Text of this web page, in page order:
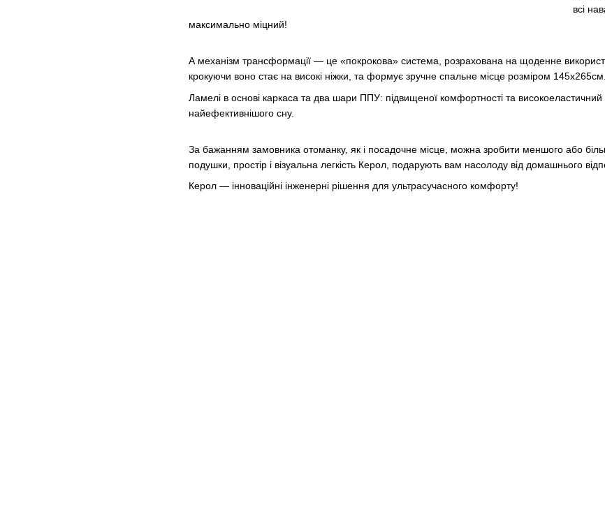
всі
максимально міцний!
А механізм трансформації — це «покрокова» система, розрахована на щоденне
крокуючи воно стає на високі ніжки, та формує зручне спальне місце розміром 145х265см.
Ламелі в основі каркаса та два шари ППУ: підвищеної комфортності та
найефективнішого сну.
За бажанням замовника отоманку, як і посадочне місце, можна зробити меншого або
подушки, простір і візуальна легкість Керол, подарують вам насолоду від домашнього
Керол — інноваційні інженерні рішення для ультрасучасного комфорту!